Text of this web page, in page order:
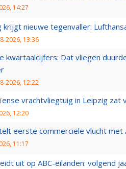
14:27
krijgt nieuwe tegenvaller:
2026, 13:36
kwartaalcijfers: Dat vliegen
2026, 12:22
vrachtvliegtuig in Leipzig zat
12:20
eerste commerciële vlucht met
11:17
uit op ABC-eilanden: volgend